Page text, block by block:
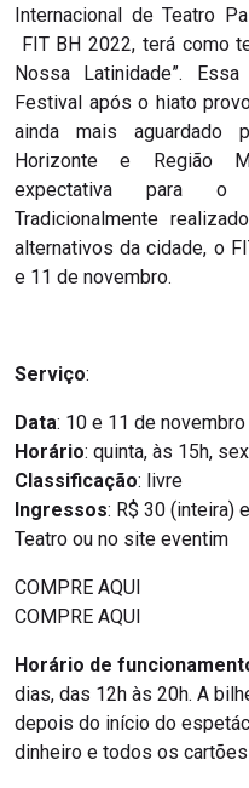
Internacional de Teatro
FIT BH 2022, terá como
Nossa Latinidade”.
Festival após o hiato
ainda mais aguardado
Horizonte e Região
expectativa para o
Tradicionalmente
alternativos da cidade, o
e 11 de novembro.
Serviço:
Data: 10 e 11 de
Horário: quinta, às 15h,
Classificação: livre
Ingressos: R$ 30 (inteira)
Teatro ou no site eventim
COMPRE AQUI
COMPRE AQUI
Horário de
dias, das 12h às 20h. A
depois do início do
dinheiro e todos os